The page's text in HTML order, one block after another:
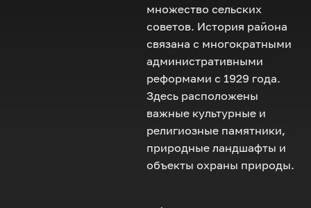
множество сельских
советов. История района
связана с многократными
административными
реформами с 1929 года.
Здесь расположены
важные культурные и
религиозные памятники,
природные ландшафты и
объекты охраны природы.